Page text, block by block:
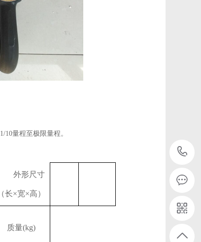
1/10量程至极限量程。
外形尺寸
（长×宽×高）
质量(kg)